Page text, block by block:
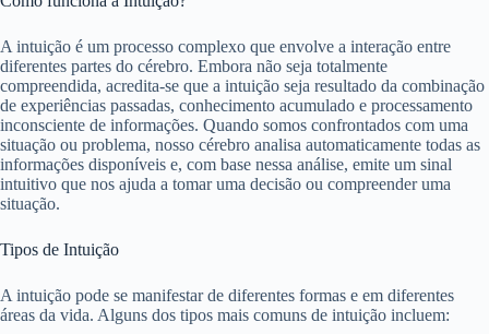
A intuição é um processo complexo que envolve a interação entre
diferentes partes do cérebro. Embora não seja totalmente
compreendida, acredita-se que a intuição seja resultado da combinação
de experiências passadas, conhecimento acumulado e processamento
inconsciente de informações. Quando somos confrontados com uma
situação ou problema, nosso cérebro analisa automaticamente todas as
informações disponíveis e, com base nessa análise, emite um sinal
intuitivo que nos ajuda a tomar uma decisão ou compreender uma
situação.
Tipos de Intuição
A intuição pode se manifestar de diferentes formas e em diferentes
áreas da vida. Alguns dos tipos mais comuns de intuição incluem: